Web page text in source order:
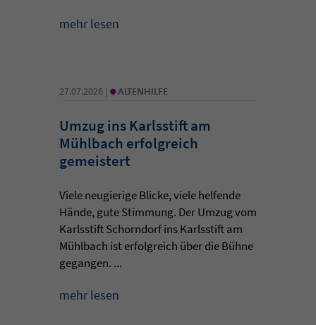
mehr lesen
27.07.2026 | • ALTENHILFE
Umzug ins Karlsstift am
Mühlbach erfolgreich
gemeistert
Viele neugierige Blicke, viele helfende
Hände, gute Stimmung. Der Umzug vom
Karlsstift Schorndorf ins Karlsstift am
Mühlbach ist erfolgreich über die Bühne
gegangen. ...
mehr lesen